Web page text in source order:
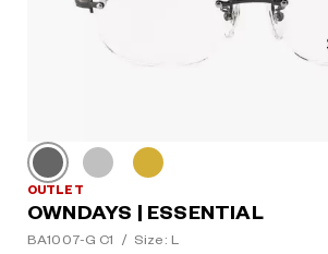
OUTLET
OWNDAYS | ESSENTIAL
BA1007-G C1 / Size: L